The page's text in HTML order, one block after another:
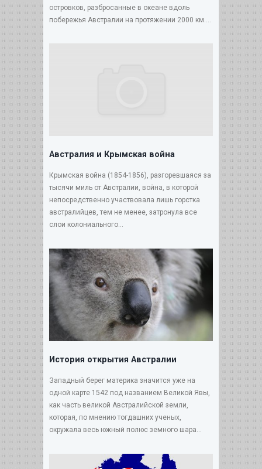
островков, разбросанные в океане вдоль
побережья Австралии на протяжении 2000 км....
Австралия и Крымская война
Крымская война (1854-1856), разгоревшаяся за
тысячи миль от Австралии, война, в которой
непосредственно участвовала лишь горстка
австралийцев, тем не менее, затронула все
слои колониального...
История открытия Австралии
Западный берег материка значится уже на
одной карте 1542 под названием Великой Явы,
как часть великой Австралийской земли,
которая, по мнению тогдашних ученых,
окружала весь южный полюс земного шара...